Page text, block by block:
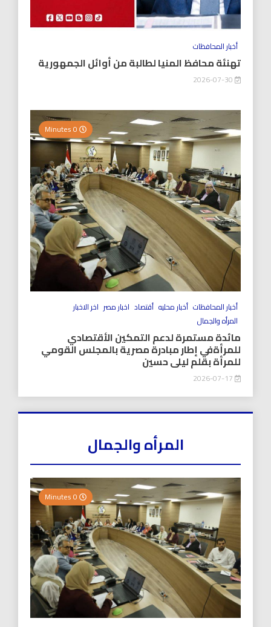
أخبار المحافظات
تهنئة محافظ المنيا لطالبة من أوائل الجمهورية
أخبار المحافظات أخبار محليه أقتصاد اخبار مصر اخر الاخبار
المرأه والجمال
مائدة مستمرة لدعم التمكين الأقتصادي
للمرأةفي إطار مبادرة مصرية بالمجلس القومي
للمرأة بقلم ليلى حسين
المرأه والجمال